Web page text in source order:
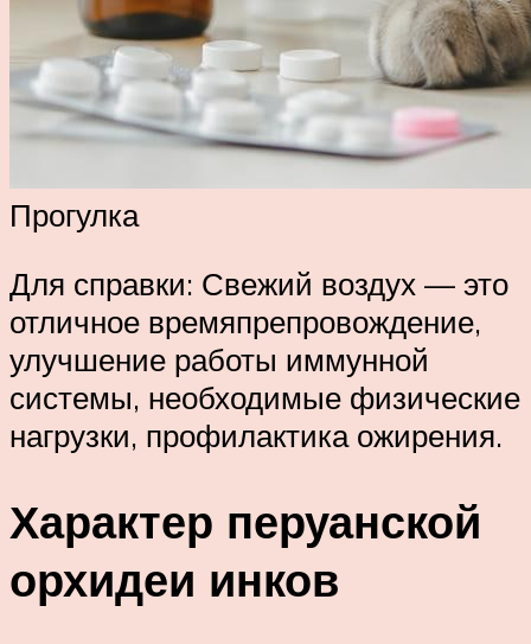
Прогулка
Для справки: Свежий воздух — это
отличное времяпрепровождение,
улучшение работы иммунной
системы, необходимые физические
нагрузки, профилактика ожирения.
Характер перуанской
орхидеи инков